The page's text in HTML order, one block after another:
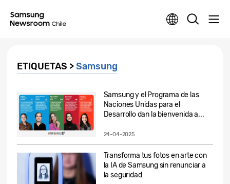
ETIQUETAS >Samsung
Samsung y el Programa de las
Naciones Unidas para el
Desarrollo dan la bienvenida a...
24-04-2025
Transforma tus fotos en arte con
la IA de Samsung sin renunciar a
la seguridad